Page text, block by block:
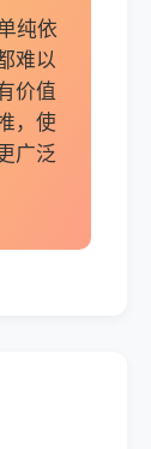
纯依
难以
价值
，使
广泛